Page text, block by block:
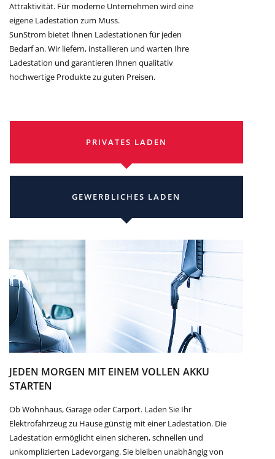
Attraktivität. Für moderne Unternehmen wird eine
eigene Ladestation zum Muss.
SunStrom bietet Ihnen Ladestationen für jeden
Bedarf an. Wir liefern, installieren und warten Ihre
Ladestation und garantieren Ihnen qualitativ
hochwertige Produkte zu guten Preisen.
PRIVATES LADEN
GEWERBLICHES LADEN
JEDEN MORGEN MIT EINEM VOLLEN AKKU
STARTEN
Ob Wohnhaus, Garage oder Carport. Laden Sie Ihr
Elektrofahrzeug zu Hause günstig mit einer Ladestation. Die
Ladestation ermöglicht einen sicheren, schnellen und
unkomplizierten Ladevorgang. Sie bleiben unabhängig von